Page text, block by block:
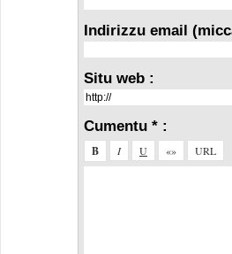
Indirizzu email
Situ web :
Cumentu * :